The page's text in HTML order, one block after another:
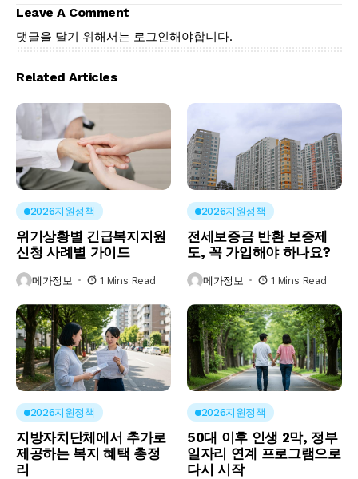
Leave A Comment
댓글을 달기 위해서는 로그인해야합니다.
Related Articles
2026지원정책
위기상황별 긴급복지지원
신청 사례별 가이드
메가정보 1 Mins Read
2026지원정책
전세보증금 반환 보증제
도, 꼭 가입해야 하나요?
메가정보 1 Mins Read
2026지원정책
지방자치단체에서 추가로
제공하는 복지 혜택 총정
리
2026지원정책
50대 이후 인생 2막, 정부
일자리 연계 프로그램으로
다시 시작